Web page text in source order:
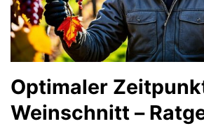
Optimaler
Weinschnitt –